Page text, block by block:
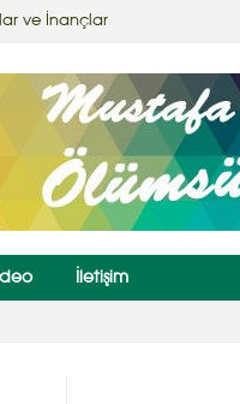
ve İnançlar
İletişim